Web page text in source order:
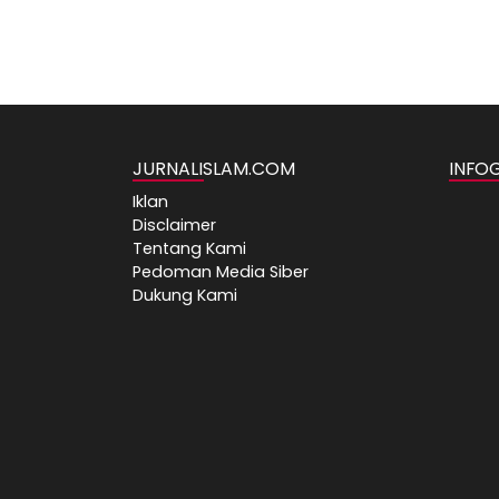
JURNALISLAM.COM
Iklan
Disclaimer
Tentang Kami
Pedoman Media Siber
Dukung Kami